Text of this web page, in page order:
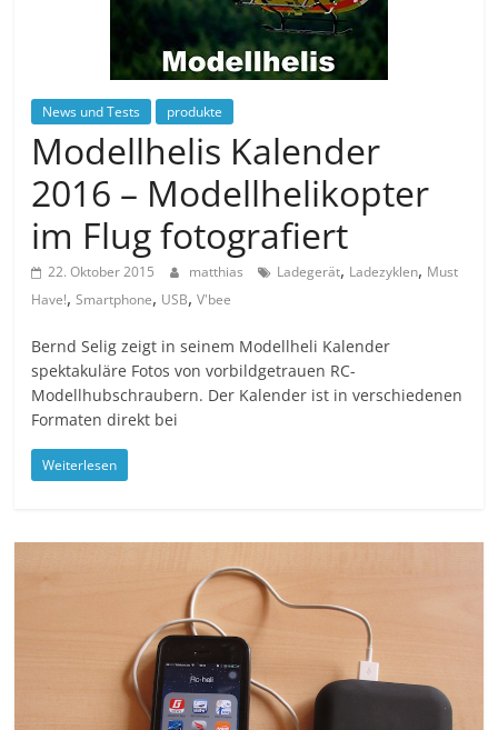
News und Tests produkte
Modellhelis Kalender
2016 – Modellhelikopter
im Flug fotografiert
22. Oktober 2015 matthias Ladegerät, Ladezyklen, Must
Have!,Smartphone, USB,V'bee
Bernd Selig zeigt in seinem Modellheli Kalender
spektakuläre Fotos von vorbildgetrauen RC-
Modellhubschraubern. Der Kalender ist in verschiedenen
Formaten direkt bei
Weiterlesen